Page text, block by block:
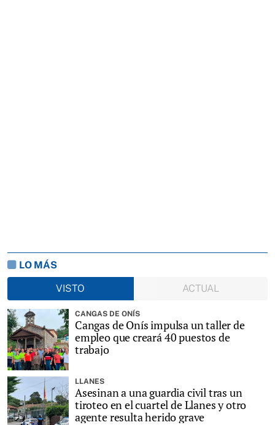
LO MÁS
VISTO
ACTUAL
CANGAS DE ONÍS
Cangas de Onís impulsa un taller de
empleo que creará 40 puestos de
trabajo
LLANES
Asesinan a una guardia civil tras un
tiroteo en el cuartel de Llanes y otro
agente resulta herido grave